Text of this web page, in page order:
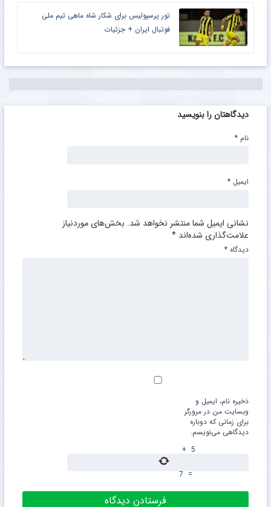
تور پرسپولیس برای شکار شاه ماهی تیم ملی
فوتبال ایران + جزئیات
دیدگاهتان را بنویسید
نشانی ایمیل شما منتشر نخواهد شد. بخش‌های موردنیاز
علامت‌گذاری شده‌اند *
دیدگاه *
نام *
ایمیل *
ذخیره نام، ایمیل و
وبسایت من در مرورگر
برای زمانی که دوباره
دیدگاهی می‌نویسم.
5
+
=
7